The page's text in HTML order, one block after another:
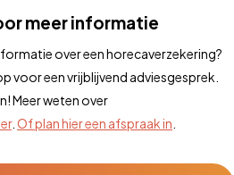
meer informatie
over een horecaverzekering?
voor een vrijblijvend adviesgesprek.
Meer weten over
. Of plan hier een afspraak in